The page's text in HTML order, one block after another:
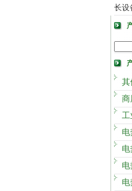
长设
其
商
电
电
电
电